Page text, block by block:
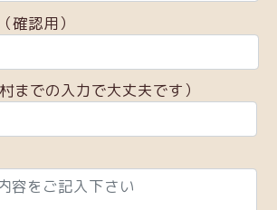
確認用）
までの入力で大丈夫です）